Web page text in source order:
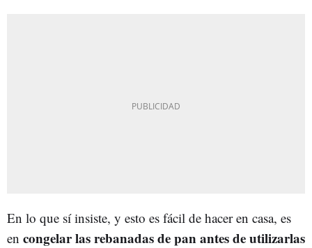
En lo que sí insiste, y esto es fácil de hacer en casa, es
en congelar las rebanadas de pan antes de utilizarlas